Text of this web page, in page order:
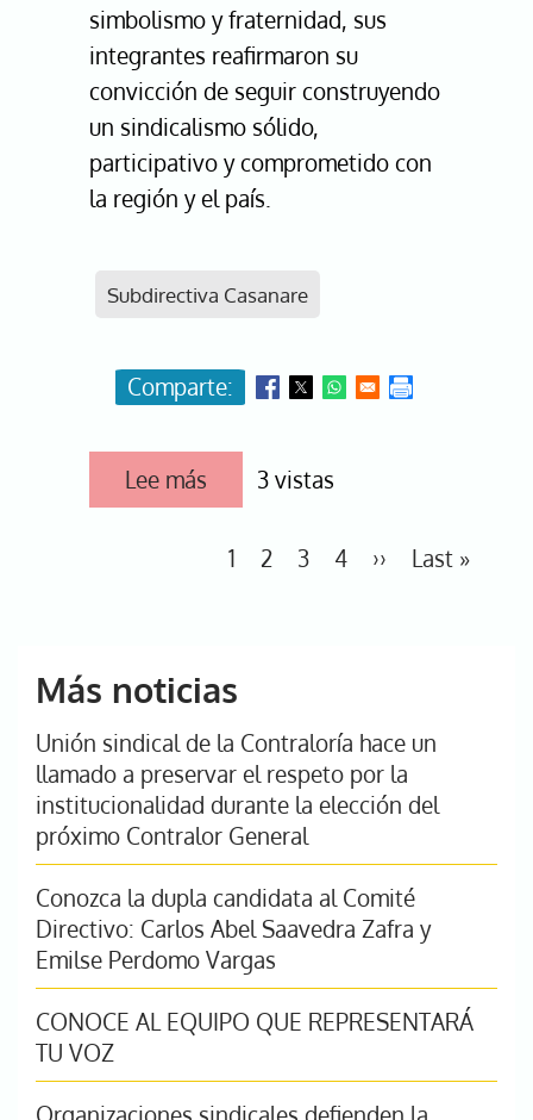
simbolismo y fraternidad, sus
integrantes reafirmaron su
convicción de seguir construyendo
un sindicalismo sólido,
participativo y comprometido con
la región y el país.
Subdirectiva Casanare
Lee más sobre
Casanare
25
años
del
control
fiscal
3 vistas
Página
1 Página
2 Página
3 Página
4
Siguiente
››
Última
Last »
Más noticias
Unión sindical de la Contraloría hace un
llamado a preservar el respeto por la
institucionalidad durante la elección del
próximo Contralor General
Conozca la dupla candidata al Comité
Directivo: Carlos Abel Saavedra Zafra y
Emilse Perdomo Vargas
CONOCE AL EQUIPO QUE REPRESENTARÁ
TU VOZ